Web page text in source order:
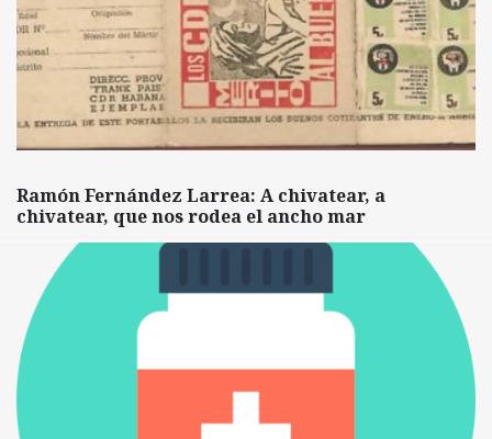
Ramón Fernández Larrea: A chivatear, a
chivatear, que nos rodea el ancho mar